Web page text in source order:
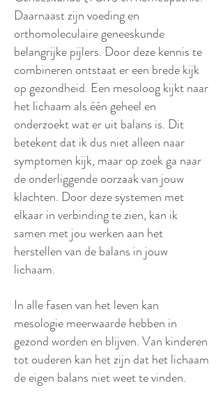
Daarnaast zijn voeding en
orthomoleculaire geneeskunde
belangrijke pijlers. Door deze kennis te
combineren ontstaat er een brede kijk
op gezondheid. Een mesoloog kijkt naar
het lichaam als één geheel en
onderzoekt wat er uit balans is. Dit
betekent dat ik dus niet alleen naar
symptomen kijk, maar op zoek ga naar
de onderliggende oorzaak van jouw
klachten. Door deze systemen met
elkaar in verbinding te zien, kan ik
samen met jou werken aan het
herstellen van de balans in jouw
lichaam.
In alle fasen van het leven kan
mesologie meerwaarde hebben in
gezond worden en blijven. Van kinderen
tot ouderen kan het zijn dat het lichaam
de eigen balans niet weet te vinden.